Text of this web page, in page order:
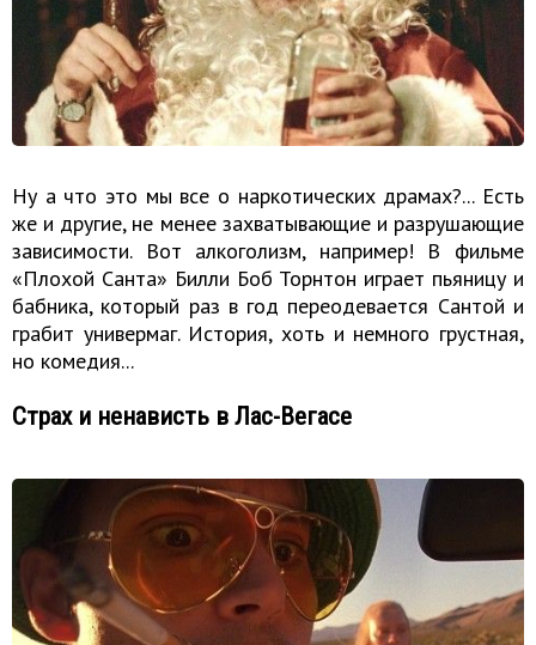
Ну а что это мы все о наркотических драмах?... Есть
же и другие, не менее захватывающие и разрушающие
зависимости. Вот алкоголизм, например! В фильме
«Плохой Санта» Билли Боб Торнтон играет пьяницу и
бабника, который раз в год переодевается Сантой и
грабит универмаг. История, хоть и немного грустная,
но комедия...
Страх и ненависть в Лас-Вегасе